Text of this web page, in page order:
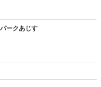
ークあじす